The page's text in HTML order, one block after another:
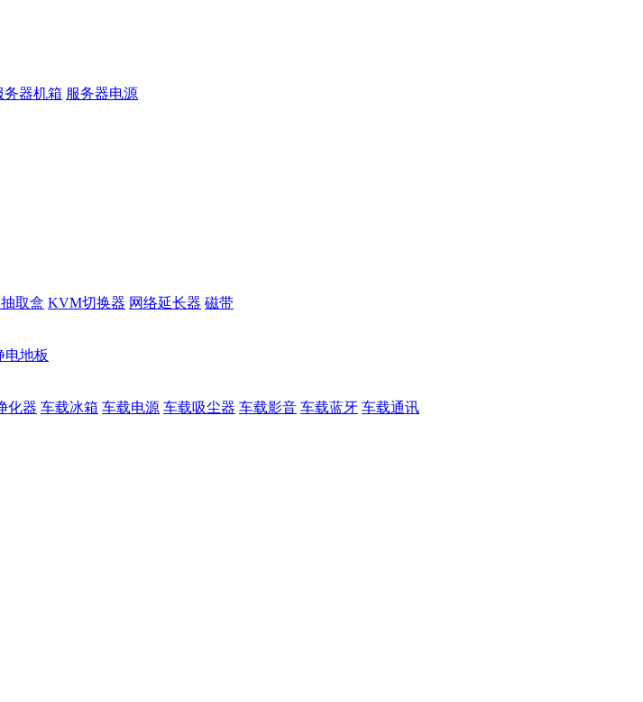
务器机箱 服务器电源
取盒 KVM切换器 网络延长器 磁带
电地板
化器 车载冰箱 车载电源 车载吸尘器 车载影音 车载蓝牙 车载通讯